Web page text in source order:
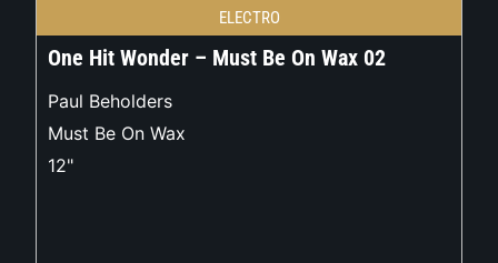
ELECTRO
One Hit Wonder – Must Be On Wax 02
Paul Beholders
Must Be On Wax
12"